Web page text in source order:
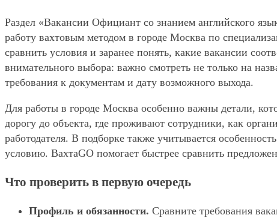
Раздел «Вакансии Официант со знанием английского
работу вахтовым методом в городе Москва по
сравнить условия и заранее понять, какие вакансии
внимательного выбора: важно смотреть не только на
требования к документам и дату возможного выхода.
Для работы в городе Москва особенно важны детали,
дорогу до объекта, где проживают сотрудники, как
работодателя. В подборке также учитывается
условию. ВахтаGO помогает быстрее сравнить
Что проверить в первую очередь
Профиль и обязанности. Сравните требования